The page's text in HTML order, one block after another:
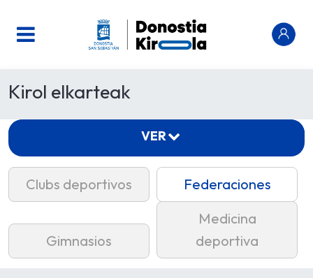
Kirol elkarteak
Clubs deportivos Federaciones
Gimnasios
Medicina
deportiva
VER